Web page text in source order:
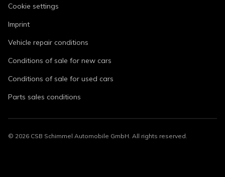
Cookie settings
Imprint
Vehicle repair conditions
Conditions of sale for new cars
Conditions of sale for used cars
Parts sales conditions
© 2026 CSB Schimmel Automobile GmbH. All rights reserved.